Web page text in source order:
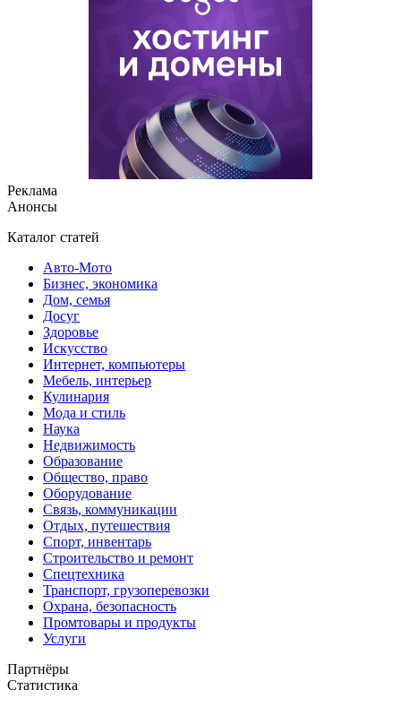
Реклама
Анонсы
Каталог статей
Авто-Мото
Бизнес, экономика
Дом, семья
Досуг
Здоровье
Искусство
Интернет, компьютеры
Мебель, интерьер
Кулинария
Мода и стиль
Наука
Недвижимость
Образование
Общество, право
Оборудование
Связь, коммуникации
Отдых, путешествия
Спорт, инвентарь
Строительство и ремонт
Спецтехника
Транспорт, грузоперевозки
Охрана, безопасность
Промтовары и продукты
Услуги
Партнёры
Статистика